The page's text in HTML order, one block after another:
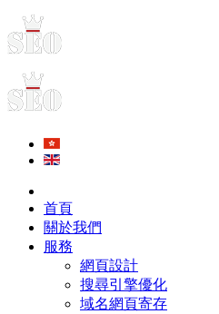
首頁
關於我們
服務
網頁設計
搜尋引擎優化
域名網頁寄存